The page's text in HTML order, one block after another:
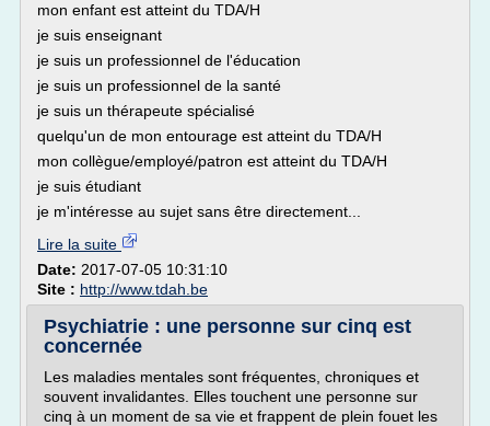
mon enfant est atteint du TDA/H
je suis enseignant
je suis un professionnel de l'éducation
je suis un professionnel de la santé
je suis un thérapeute spécialisé
quelqu'un de mon entourage est atteint du TDA/H
mon collègue/employé/patron est atteint du TDA/H
je suis étudiant
je m'intéresse au sujet sans être directement...
Lire la suite
Date: 2017-07-05 10:31:10
Site : http://www.tdah.be
Psychiatrie : une personne sur cinq est
concernée
Les maladies mentales sont fréquentes, chroniques et
souvent invalidantes. Elles touchent une personne sur
cinq à un moment de sa vie et frappent de plein fouet les